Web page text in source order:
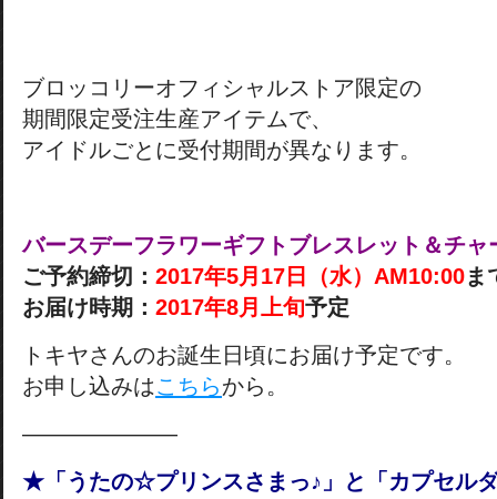
ブロッコリーオフィシャルストア限定の
期間限定受注生産アイテムで、
アイドルごとに受付期間が異なります。
バースデーフラワーギフトブレスレット＆チ
ご予約締切： 2017年5月17 日（水）AM10:00ま
お届け時期： 2017年8月上旬予定
トキヤさんのお誕生日頃にお届け予定です。
お申し込みはこちらから。
———————
★「うたの☆プリンスさまっ♪」と「カプセル